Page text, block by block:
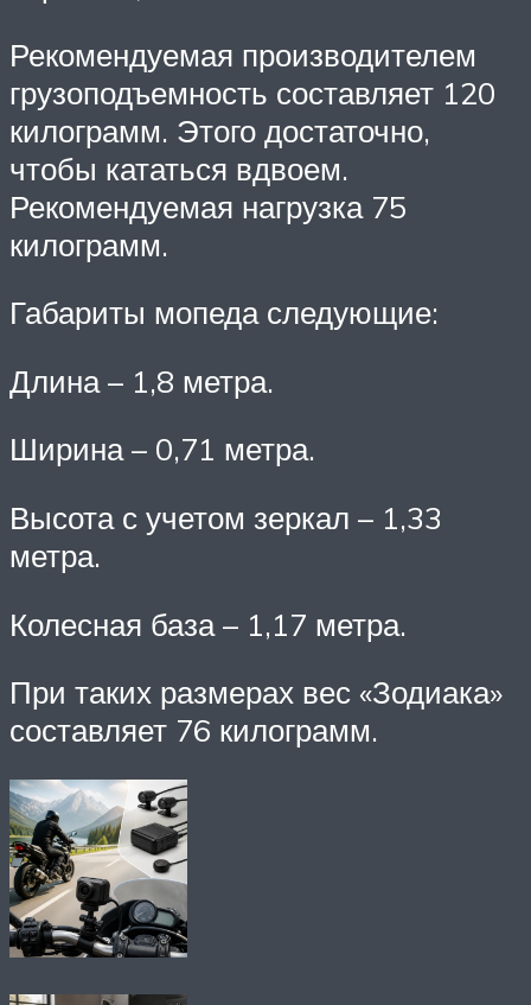
Рекомендуемая производителем
грузоподъемность составляет 120
килограмм. Этого достаточно,
чтобы кататься вдвоем.
Рекомендуемая нагрузка 75
килограмм.
Габариты мопеда следующие:
Длина – 1,8 метра.
Ширина – 0,71 метра.
Высота с учетом зеркал – 1,33
метра.
Колесная база – 1,17 метра.
При таких размерах вес «Зодиака»
составляет 76 килограмм.